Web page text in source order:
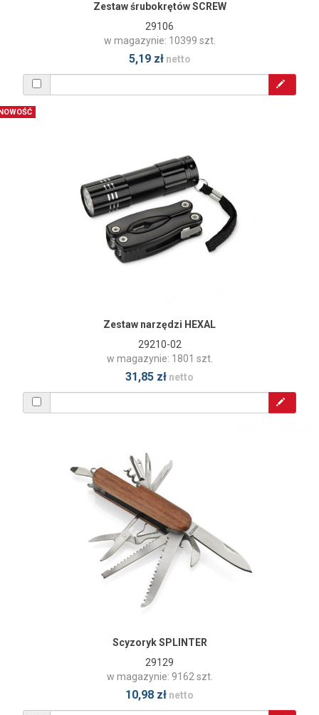
Zestaw śrubokrętów SCREW
29106
w magazynie: 10399 szt.
5,19 złnetto
Zestaw narzędzi HEXAL
29210-02
w magazynie: 1801 szt.
31,85 zł netto
Scyzoryk SPLINTER
29129
w magazynie: 9162 szt.
10,98 zł netto